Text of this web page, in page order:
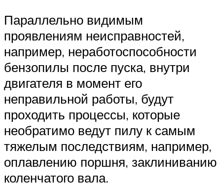
Параллельно видимым
проявлениям неисправностей,
например, неработоспособности
бензопилы после пуска, внутри
двигателя в момент его
неправильной работы, будут
проходить процессы, которые
необратимо ведут пилу к самым
тяжелым последствиям, например,
оплавлению поршня, заклиниванию
коленчатого вала.